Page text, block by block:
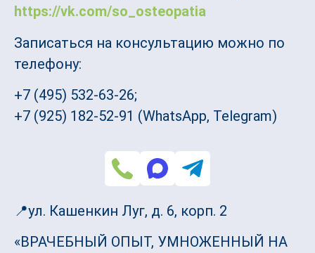
https://vk.com/so_osteopatia
Записаться на консультацию можно по
телефону:
+7 (495) 532-63-26;
+7 (925) 182-52-91 (WhatsApp, Telegram)
📍ул. Кашенкин Луг, д. 6, корп. 2
«ВРАЧЕБНЫЙ ОПЫТ, УМНОЖЕННЫЙ НА